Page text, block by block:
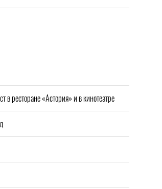
в ресторане «Астория» и в кинотеатре